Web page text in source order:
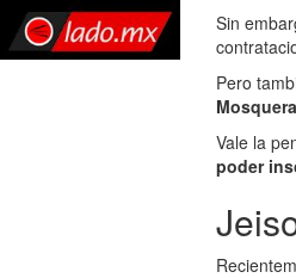
Sin
Pero
Mosquera
Vale la
poder